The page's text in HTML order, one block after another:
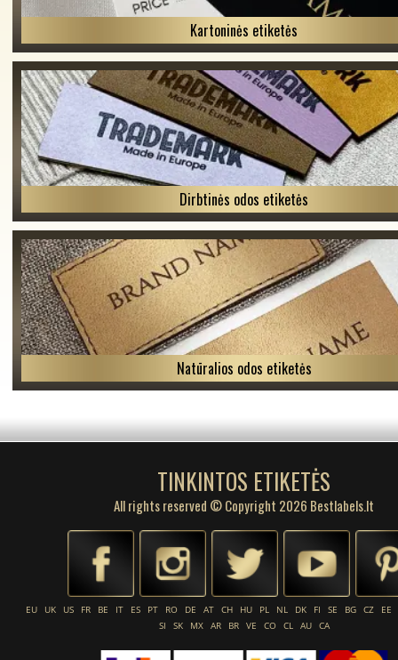
Kartoninės etiketės
Dirbtinės odos etiketės
Natūralios odos etiketės
TINKINTOS ETIKETĖS
All rights reserved © Copyright 2026 Bestlabels.lt
EU UK US FR BE IT ES PT RO DE AT CH HU PL NL DK FI SE BG CZ
EE
SI
SK MX AR BR VE CO CL AU CA